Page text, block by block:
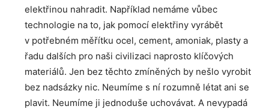
elektřinou nahradit. Například nemáme vůbec
technologie na to, jak pomocí elektřiny vyrábět
v potřebném měřítku ocel, cement, amoniak, plasty a
řadu dalších pro naši civilizaci naprosto klíčových
materiálů. Jen bez těchto zmíněných by nešlo vyrobit
bez nadsázky nic. Neumíme s ní rozumně létat ani se
plavit. Neumíme ji jednoduše uchovávat. A nevypadá